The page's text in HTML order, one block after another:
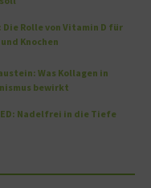
Die Rolle von Vitamin D für
Knochen
Was Kollagen in
bewirkt
Nadelfrei in die Tiefe